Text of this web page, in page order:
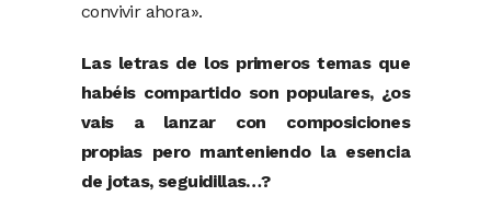
convivir ahora».
Las letras de los primeros temas que
habéis compartido son populares, ¿os
vais a lanzar con composiciones
propias pero manteniendo la esencia
de jotas, seguidillas…?